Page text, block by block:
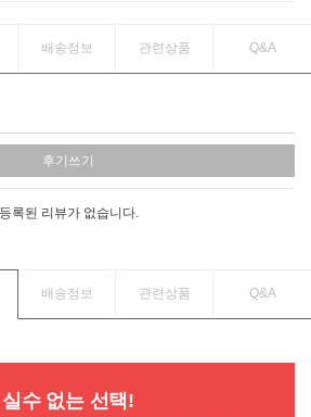
배송정보 관련상품 Q&A
후기쓰기
등록된 리뷰가 없습니다.
배송정보 관련상품 Q&A
실수 없는 선택!